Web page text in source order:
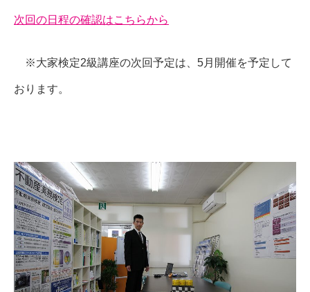
次回の日程の確認はこちらから
※大家検定2級講座の次回予定は、5月開催を予定して
おります。